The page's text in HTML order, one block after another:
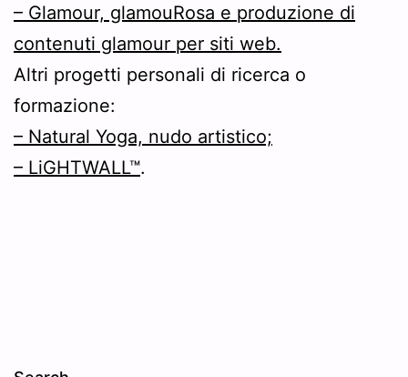
– Glamour, glamouRosa e produzione di
contenuti glamour per siti web.
Altri progetti personali di ricerca o
formazione:
– Natural Yoga, nudo artistico;
– LiGHTWALL™.